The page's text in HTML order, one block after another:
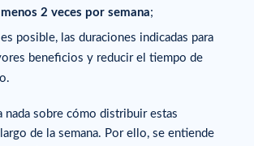
2 veces por semana;
posible, las duraciones indicadas para
beneficios y reducir el tiempo de
nada sobre cómo distribuir estas
de la semana. Por ello, se entiende